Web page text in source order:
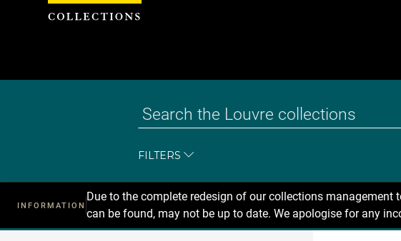
FILTERS
INFORMATION
Due to the complete redesign of our collections
can be found, may not be up to date. We apologise for any
Recherche
Cookies management panel